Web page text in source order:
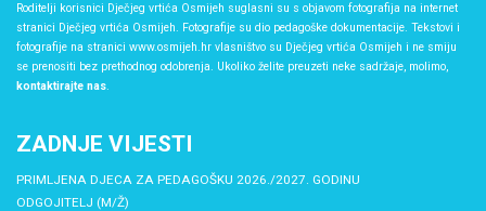
Roditelji korisnici Dječjeg vrtića Osmijeh suglasni su s objavom fotografija na internet
stranici Dječjeg vrtića Osmijeh. Fotografije su dio pedagoške dokumentacije. Tekstovi i
fotografije na stranici www.osmijeh.hr vlasništvo su Dječjeg vrtića Osmijeh i ne smiju
se prenositi bez prethodnog odobrenja. Ukoliko želite preuzeti neke sadržaje, molimo,
kontaktirajte nas.
ZADNJE VIJESTI
PRIMLJENA DJECA ZA PEDAGOŠKU 2026./2027. GODINU
ODGOJITELJ (M/Ž)